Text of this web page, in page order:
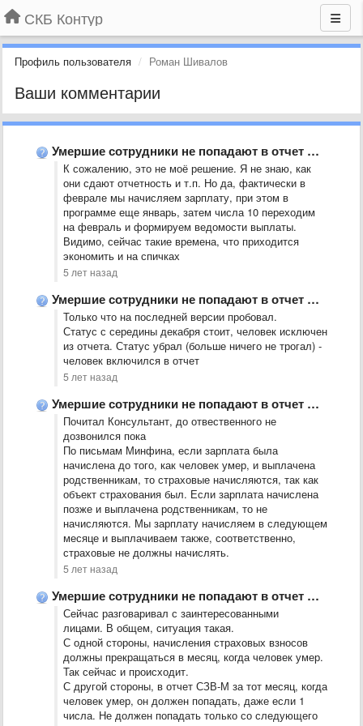
СКБ Контур
Профиль пользователя Роман Шивалов
Ваши комментарии
Умершие сотрудники не попадают в отчет СЗВ-М
К сожалению, это не моё решение. Я не знаю, как
они сдают отчетность и т.п. Но да, фактически в
феврале мы начисляем зарплату, при этом в
программе еще январь, затем числа 10 переходим
на февраль и формируем ведомости выплаты.
Видимо, сейчас такие времена, что приходится
экономить и на спичках
5 лет назад
Умершие сотрудники не попадают в отчет СЗВ-М
Только что на последней версии пробовал.
Статус с середины декабря стоит, человек исключен
из отчета. Статус убрал (больше ничего не трогал) -
человек включился в отчет
5 лет назад
Умершие сотрудники не попадают в отчет СЗВ-М
Почитал Консультант, до отвественного не
дозвонился пока
По письмам Минфина, если зарплата была
начислена до того, как человек умер, и выплачена
родственникам, то страховые начисляются, так как
объект страхования был. Если зарплата начислена
позже и выплачена родственникам, то не
начисляются. Мы зарплату начисляем в следующем
месяце и выплачиваем также, соответственно,
страховые не должны начислять.
5 лет назад
Умершие сотрудники не попадают в отчет СЗВ-М
Сейчас разговаривал с заинтересованными
лицами. В общем, ситуация такая.
С одной стороны, начисления страховых взносов
должны прекращаться в месяц, когда человек умер.
Так сейчас и происходит.
С другой стороны, в отчет СЗВ-М за тот месяц, когда
человек умер, он должен попадать, даже если 1
числа. Не должен попадать только со следующего